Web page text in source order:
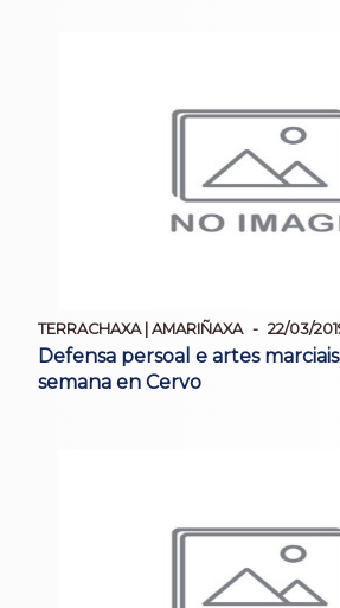
TERRACHAXA | AMARIÑAXA 22/03/
Defensa persoal e artes
semana en Cervo